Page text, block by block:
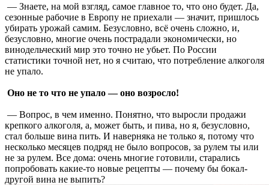
— Знаете, на мой взгляд, самое главное то, что оно будет. Да,
сезонные рабочие в Европу не приехали — значит, пришлось
убирать урожай самим. Безусловно, всё очень сложно, и,
безусловно, многие очень пострадали экономически, но
винодельческий мир это точно не убьет. По России
статистики точной нет, но я считаю, что потребление алкоголя
не упало.
Оно не то что не упало — оно возросло!
— Вопрос, в чем именно. Понятно, что выросли продажи
крепкого алкоголя, а, может быть, и пива, но я, безусловно,
стал больше вина пить. И наверняка не только я, потому что
несколько месяцев подряд не было вопросов, за рулем ты или
не за рулем. Все дома: очень многие готовили, старались
попробовать какие-то новые рецепты — почему бы бокал-
другой вина не выпить?